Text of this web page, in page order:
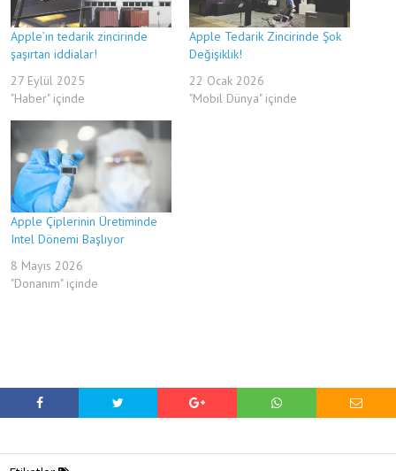
Apple’ın tedarik zincirinde
şaşırtan iddialar!
27 Eylül 2025
"Haber" içinde
Apple Tedarik Zincirinde Şok
Değişiklik!
22 Ocak 2026
"Mobil Dünya" içinde
Apple Çiplerinin Üretiminde
Intel Dönemi Başlıyor
8 Mayıs 2026
"Donanım" içinde